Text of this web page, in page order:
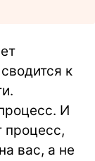
к
И
процесс,
вас, а не